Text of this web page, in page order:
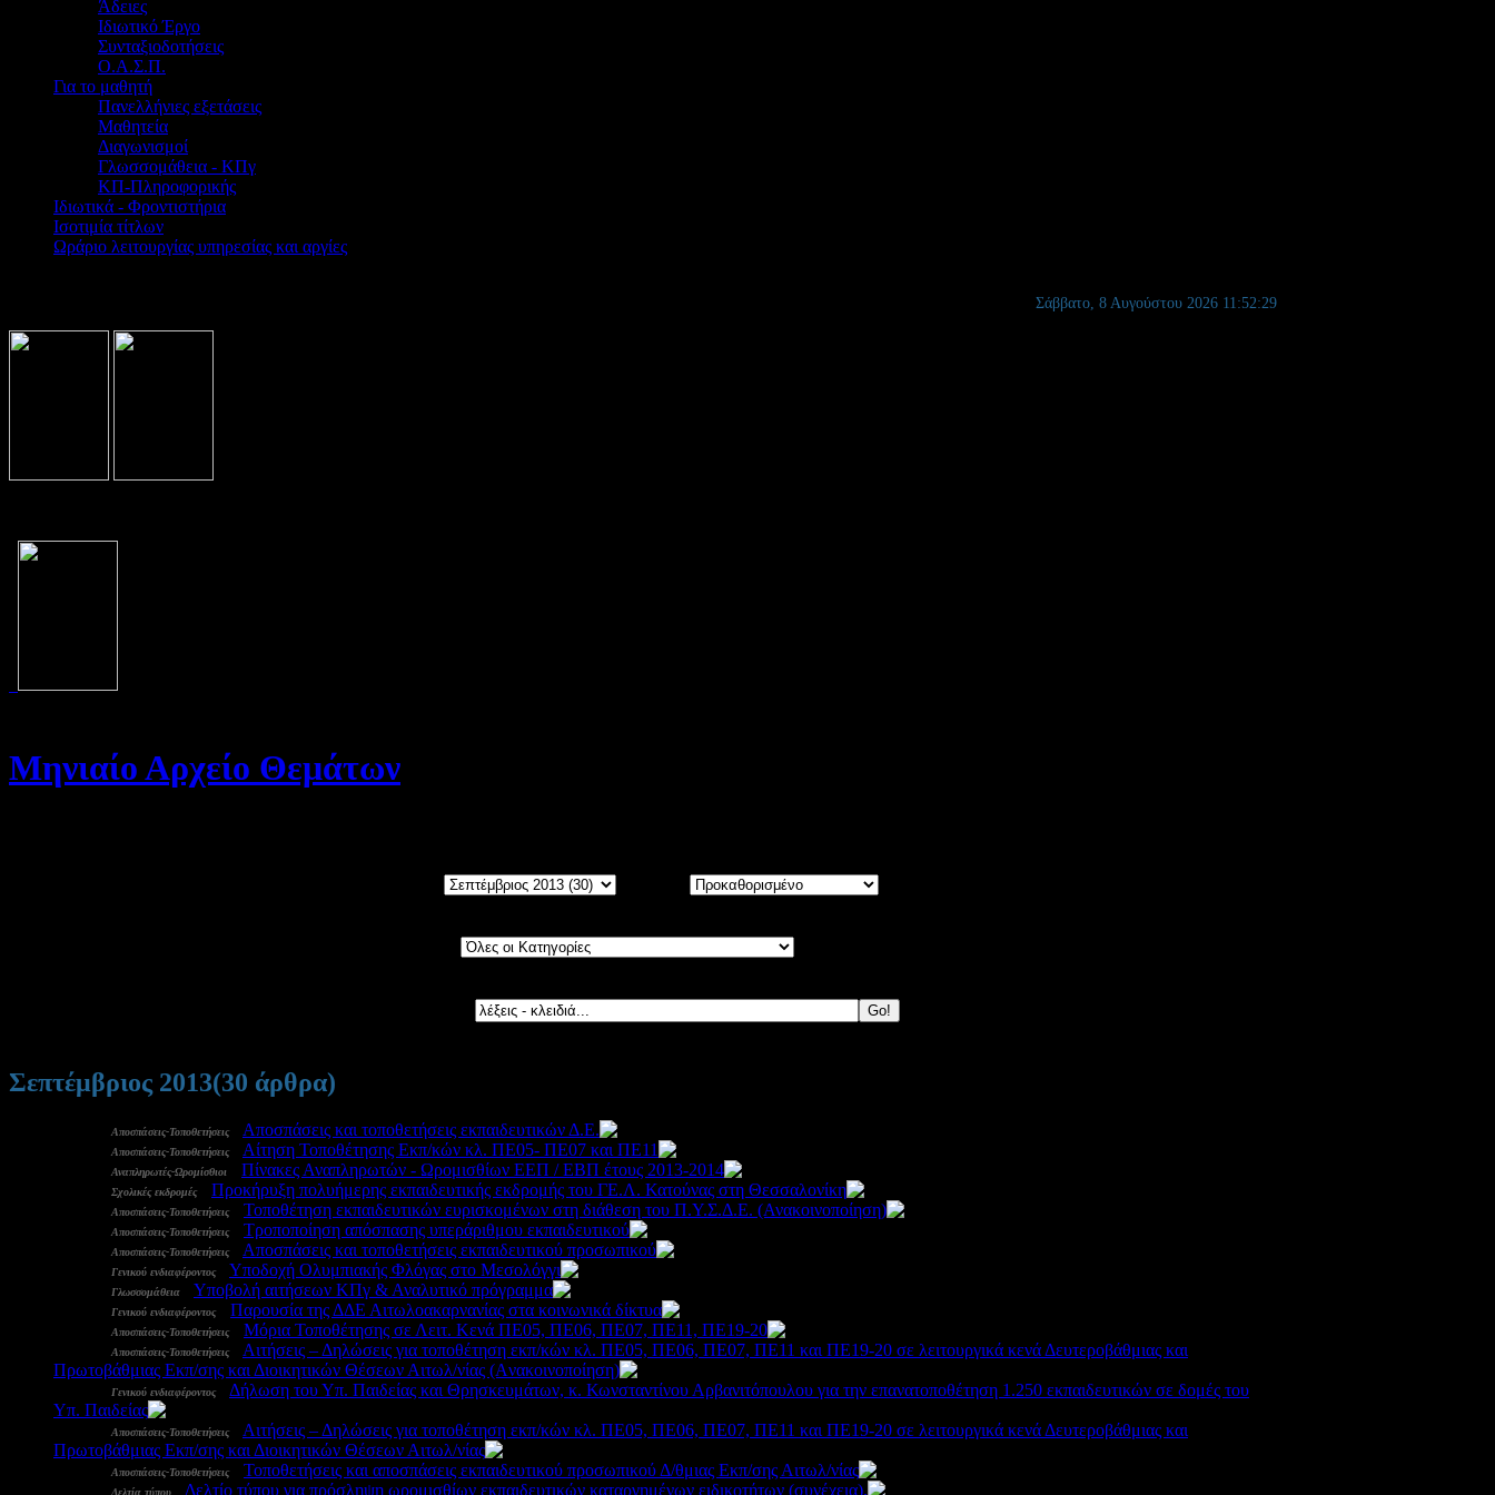
Άδειες
Ιδιωτικό Έργο
Συνταξιοδοτήσεις
Ο.Α.Σ.Π.
Για το μαθητή
Πανελλήνιες εξετάσεις
Μαθητεία
Διαγωνισμοί
Γλωσσομάθεια - ΚΠγ
ΚΠ-Πληροφορικής
Ιδιωτικά - Φροντιστήρια
Ισοτιμία τίτλων
Ωράριο λειτουργίας υπηρεσίας και αργίες
Σάββατο, 8 Αυγούστου 2026 11:52:30
Μηνιαίο Αρχείο Θεμάτων
Σεπτέμβριος 2013(30 άρθρα)
Αποσπάσεις-Τοποθετήσεις- Αποσπάσεις και τοποθετήσεις εκπαιδευτικών Δ.Ε.
Αποσπάσεις-Τοποθετήσεις- Αίτηση Τοποθέτησης Εκπ/κών κλ. ΠΕ05- ΠΕ07 και ΠΕ11
Αναπληρωτές-Ωρομίσθιοι Πίνακες Αναπληρωτών - Ωρομισθίων ΕΕΠ / ΕΒΠ έτους 2013-2014
Σχολικές εκδρομές- Προκήρυξη πολυήμερης εκπαιδευτικής εκδρομής του ΓΕ.Λ. Κατούνας στη Θεσσαλονίκη
Αποσπάσεις-Τοποθετήσεις- Τοποθέτηση εκπαιδευτικών ευρισκομένων στη διάθεση του Π.Υ.Σ.Δ.Ε. (Ανακοινοποίηση)
Αποσπάσεις-Τοποθετήσεις- Τροποποίηση απόσπασης υπεράριθμου εκπαιδευτικού
Αποσπάσεις-Τοποθετήσεις- Αποσπάσεις και τοποθετήσεις εκπαιδευτικού προσωπικού
Γενικού ενδιαφέροντος- Υποδοχή Ολυμπιακής Φλόγας στο Μεσολόγγι
Γλωσσομάθεια Υποβολή αιτήσεων ΚΠγ & Αναλυτικό πρόγραμμα
Γενικού ενδιαφέροντος- Παρουσία της ΔΔΕ Αιτωλοακαρνανίας στα κοινωνικά δίκτυα
Αποσπάσεις-Τοποθετήσεις- Μόρια Τοποθέτησης σε Λειτ. Κενά ΠΕ05, ΠΕ06, ΠΕ07, ΠΕ11, ΠΕ19-20
Αποσπάσεις-Τοποθετήσεις- Αιτήσεις – Δηλώσεις για τοποθέτηση εκπ/κών κλ. ΠΕ05, ΠΕ06, ΠΕ07, ΠΕ11 και ΠΕ19-20 σε λειτουργικά κενά Δευτεροβάθμιας και
Πρωτοβάθμιας Εκπ/σης και Διοικητικών Θέσεων Αιτωλ/νίας (Aνακοινοποίηση)
Γενικού ενδιαφέροντος- Δήλωση του Υπ. Παιδείας και Θρησκευμάτων, κ. Κωνσταντίνου Αρβανιτόπουλου για την επανατοποθέτηση 1.250 εκπαιδευτικών σε δομές του
Υπ. Παιδείας
Αποσπάσεις-Τοποθετήσεις- Αιτήσεις – Δηλώσεις για τοποθέτηση εκπ/κών κλ. ΠΕ05, ΠΕ06, ΠΕ07, ΠΕ11 και ΠΕ19-20 σε λειτουργικά κενά Δευτεροβάθμιας και
Πρωτοβάθμιας Εκπ/σης και Διοικητικών Θέσεων Αιτωλ/νίας
Αποσπάσεις-Τοποθετήσεις- Τοποθετήσεις και αποσπάσεις εκπαιδευτικού προσωπικού Δ/θμιας Εκπ/σης Αιτωλ/νίας
Δελτία τύπου Δελτίο τύπου για πρόσληψη ωρομισθίων εκπαιδευτικών καταργημένων ειδικοτήτων (συνέχεια).